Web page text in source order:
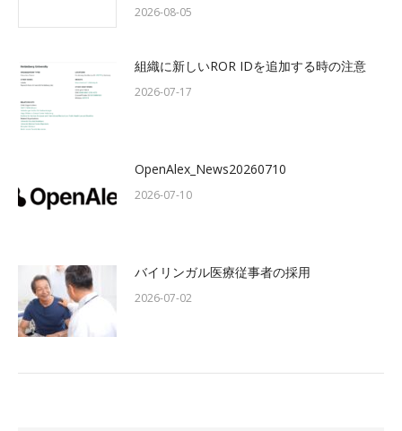
2026-08-05
組織に新しいROR IDを追加する時の注意
2026-07-17
OpenAlex_News20260710
2026-07-10
バイリンガル医療従事者の採用
2026-07-02